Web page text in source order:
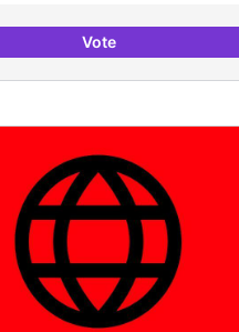
VoteDinamització de la